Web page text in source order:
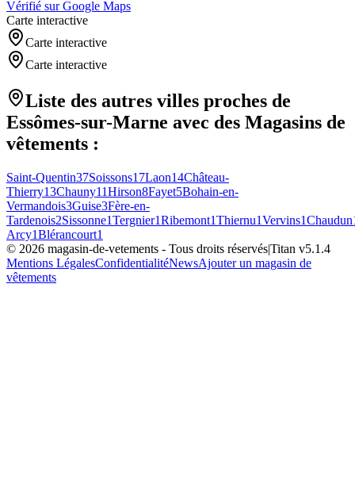
Vérifié sur Google Maps
Carte interactive
Carte interactive
Carte interactive
Liste des autres villes proches de
Essômes-sur-Marne avec des Magasins de
vêtements :
Saint-Quentin37Soissons17Laon14Château-
Thierry13Chauny11Hirson8Fayet5Bohain-en-
Vermandois3Guise3Fère-en-
Tardenois2Sissonne1Tergnier1Ribemont1Thiernu1Vervins1Chaudun
Arcy1Blérancourt1
© 2026 magasin-de-vetements - Tous droits réservés|Titan v5.1.4
Mentions LégalesConfidentialitéNewsAjouter un magasin de
vêtements